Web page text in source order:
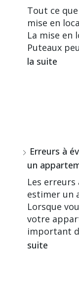
Tout ce
mise en
La mise en
Puteaux
la suite
Erreurs à
un
Les
estimer un
Lorsque
votre
important
suite